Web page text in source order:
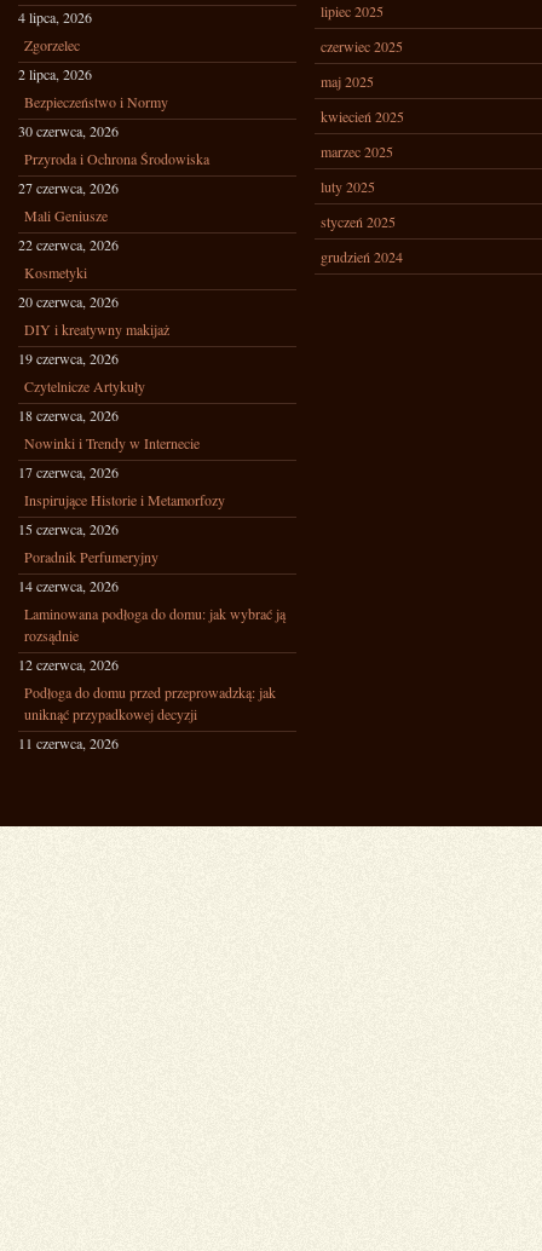
4 lipca, 2026
Zgorzelec
2 lipca, 2026
Bezpieczeństwo i Normy
30 czerwca, 2026
Przyroda i Ochrona Środowiska
27 czerwca, 2026
Mali Geniusze
22 czerwca, 2026
Kosmetyki
20 czerwca, 2026
DIY i kreatywny makijaż
19 czerwca, 2026
Czytelnicze Artykuły
18 czerwca, 2026
Nowinki i Trendy w Internecie
17 czerwca, 2026
Inspirujące Historie i Metamorfozy
15 czerwca, 2026
Poradnik Perfumeryjny
14 czerwca, 2026
Laminowana podłoga do domu: jak wybrać ją
rozsądnie
12 czerwca, 2026
Podłoga do domu przed przeprowadzką: jak
uniknąć przypadkowej decyzji
11 czerwca, 2026
lipiec 2025
czerwiec 2025
maj 2025
kwiecień 2025
marzec 2025
luty 2025
styczeń 2025
grudzień 2024